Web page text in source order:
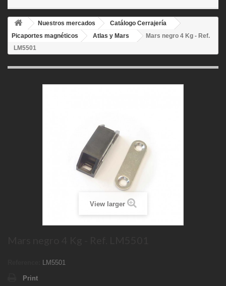
Nuestros mercados
Catálogo Cerrajería
Picaportes magnéticos
Atlas y Mars
Mars negro 4 Kg - Ref.
LM5501
View larger
LM5501
Print